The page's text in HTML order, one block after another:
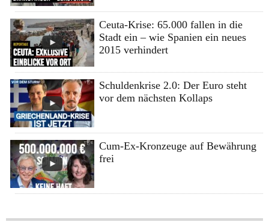
Ceuta-Krise: 65.000 fallen in die
Stadt ein – wie Spanien ein neues
2015 verhindert
Schuldenkrise 2.0: Der Euro steht
vor dem nächsten Kollaps
Cum-Ex-Kronzeuge auf Bewährung
frei